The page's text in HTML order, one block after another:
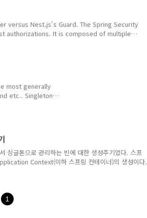
versus Nest.js's Guard. The Spring Security
authorizations. It is composed of multiple
feature in Nest.js. In Nest.js, each
and it is executed iteratively through the
most generally
etc.. Singleton
beans we used
@Service,
싱글톤으로 관리하는 빈에 대한 생성주기였다. 스프
Context(이하 스프링 컨테이너)의 생성이다.
뤄진다. 이때, 빈이 생성자 주입을 사용하도록 되어
. 의존관계 주입 만약 모든 의존관계가 다 생성자 등록
백 위 단계에서 의존관계가 주입된 빈들은 초기화
1